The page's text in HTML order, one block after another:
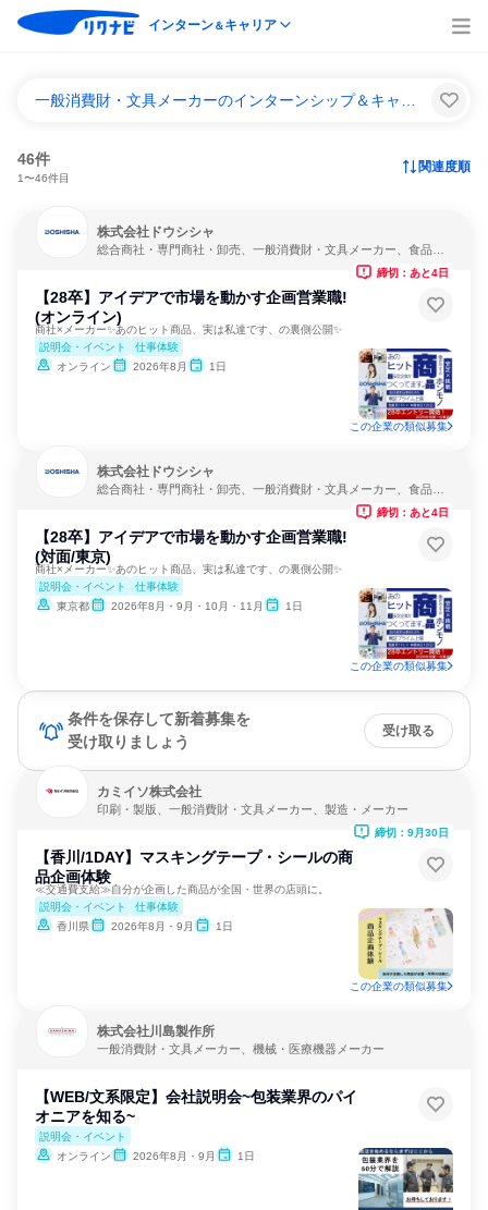
インターン＆キャリア
46件
1〜46件目
関連度順
株式会社ドウシシャ
総合商社・専門商社・卸売、一般消費財・文具メーカー、食品・
【28卒】アイデアで市場を動かす企画営業職!
(オンライン)
商社×メーカー✨あのヒット商品、実は私達です、の裏側公開✨
説明会・イベント
仕事体験
オンライン
2026年8月 1日
締切：あと4日
この企業の類似募集
株式会社ドウシシャ
総合商社・専門商社・卸売、一般消費財・文具メーカー、食品・
【28卒】アイデアで市場を動かす企画営業職!
(対面/東京)
商社×メーカー✨あのヒット商品、実は私達です、の裏側公開✨
説明会・イベント
仕事体験
東京都
2026年8月・9月・10月・11月 1日
締切：あと4日
この企業の類似募集
条件を保存して新着募集を
受け取りましょう
受け取る
カミイソ株式会社
印刷・製版、一般消費財・文具メーカー、製造・メーカー
【香川/1DAY】マスキングテープ・シールの商
品企画体験
≪交通費支給≫自分が企画した商品が全国・世界の店頭に。
説明会・イベント
仕事体験
香川県
2026年8月・9月 1日
締切：9月30日
この企業の類似募集
株式会社川島製作所
一般消費財・文具メーカー、機械・医療機器メーカー
【WEB/文系限定】会社説明会~包装業界のパイ
オニアを知る~
説明会・イベント
オンライン
2026年8月・9月 1日